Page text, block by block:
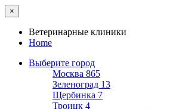
×
Ветеринарные клиники
Home
Выберите город
Москва 865
Зеленоград 13
Щербинка 7
Троицк 4